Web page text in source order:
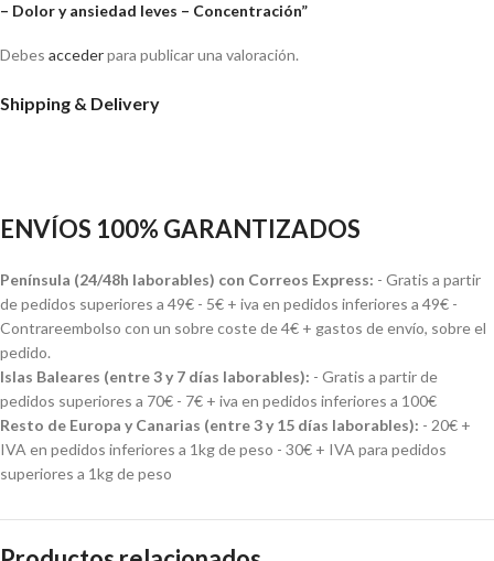
– Dolor y ansiedad leves – Concentración”
Debes accederpara publicar una valoración.
Shipping & Delivery
ENVÍOS 100% GARANTIZADOS
Península (24/48h laborables) con Correos Express: - Gratis a partir
de pedidos superiores a 49€ - 5€ + iva en pedidos inferiores a 49€ -
Contrareembolso con un sobre coste de 4€ + gastos de envío, sobre el
pedido.
Islas Baleares (entre 3 y 7 días laborables): - Gratis a partir de
pedidos superiores a 70€ - 7€ + iva en pedidos inferiores a 100€
Resto de Europa y Canarias (entre 3 y 15 días laborables): - 20€ +
IVA en pedidos inferiores a 1kg de peso - 30€ + IVA para pedidos
superiores a 1kg de peso